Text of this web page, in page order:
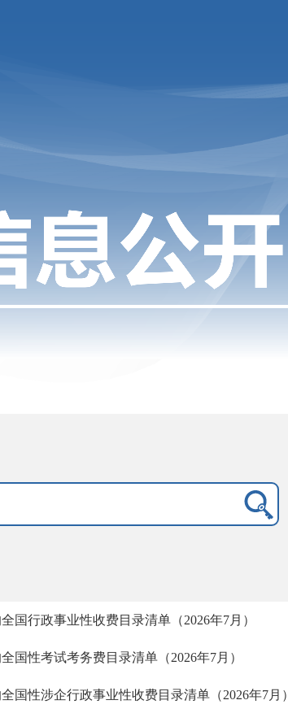
国行政事业性收费目录清单（2026年7月）
国性考试考务费目录清单（2026年7月）
国性涉企行政事业性收费目录清单（2026年7月）